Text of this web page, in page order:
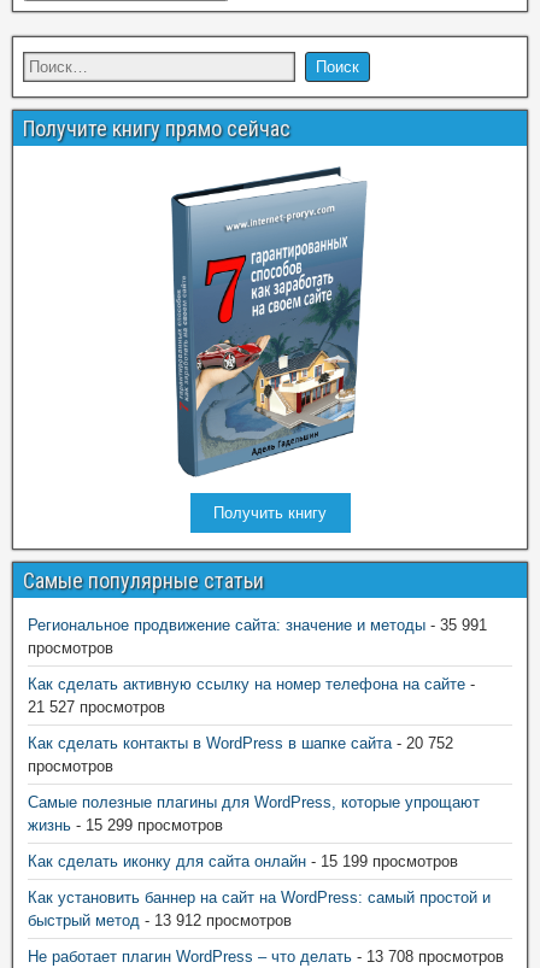
Получите книгу прямо сейчас
Получить книгу
Самые популярные статьи
Региональное продвижение сайта: значение и методы - 35 991
просмотров
Как сделать активную ссылку на номер телефона на сайте -
21 527 просмотров
Как сделать контакты в WordPress в шапке сайта- 20 752
просмотров
Самые полезные плагины для WordPress, которые упрощают
жизнь - 15 299 просмотров
Как сделать иконку для сайта онлайн - 15 199 просмотров
Как установить баннер на сайт на WordPress: самый простой и
быстрый метод - 13 912 просмотров
Не работает плагин WordPress – что делать - 13 708 просмотров